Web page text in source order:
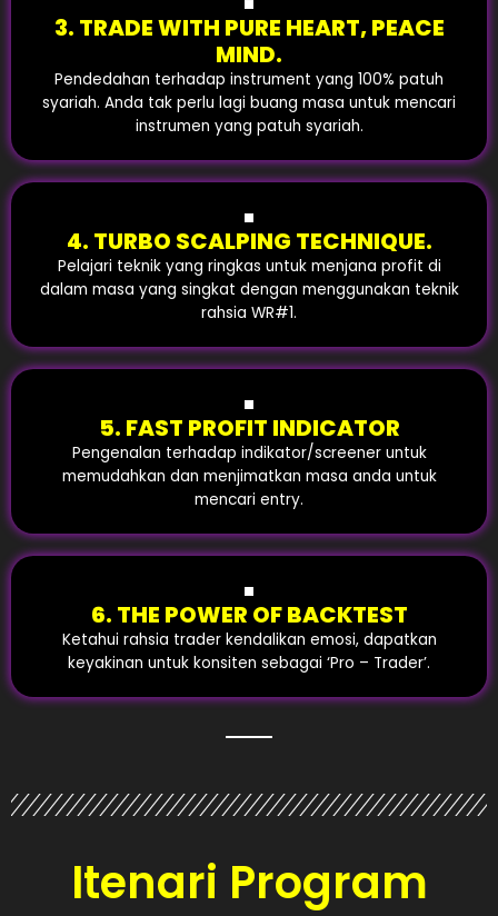
3. TRADE WITH PURE HEART, PEACE
MIND.
Pendedahan terhadap instrument yang 100% patuh
syariah. Anda tak perlu lagi buang masa untuk mencari
instrumen yang patuh syariah.
4. TURBO SCALPING TECHNIQUE.
Pelajari teknik yang ringkas untuk menjana profit di
dalam masa yang singkat dengan menggunakan teknik
rahsia WR#1.
5. FAST PROFIT INDICATOR
Pengenalan terhadap indikator/screener untuk
memudahkan dan menjimatkan masa anda untuk
mencari entry.
6. THE POWER OF BACKTEST
Ketahui rahsia trader kendalikan emosi, dapatkan
keyakinan untuk konsiten sebagai ‘Pro – Trader’.
Itenari Program